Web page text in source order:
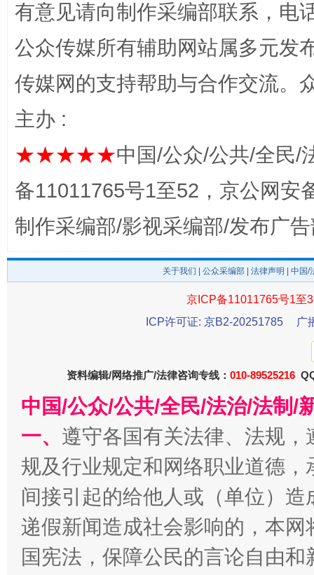
完善运行机制助力责任有效落实 一纸欠
东山县通报“牛蛙产品抗生素超标问题” 法
千年窑火 生生不息 一
有意见请向制作采编部联系，电
公众传媒所有辅助网站属多元发
传媒网的支持帮助与合作交流。
主办 :
★★★★★中国/公众/公共/全民/
备11011765号1至52，京公网安
制作采编部/影视采编部/发布广
关于我们 公众采编部 法律声明 | 中国
京ICP备11011765号1至
ICP许可证: 京B2-20251785
广
资料编辑/网络推广/法律咨询专线： 010-89525216
中国/公众/公共/全民/法治/法制/
一、 遵守各国有关法律、法规
规及行业规定和网络职业道德
间接引起的给他人或（单位）
递假新闻造成社会影响的，本
国宪法，保障公民的言论自由